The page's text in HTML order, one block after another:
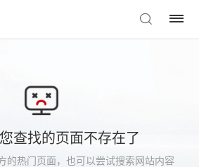
查找的页面不存在了
的热门页面，也可以尝试搜索网站内容